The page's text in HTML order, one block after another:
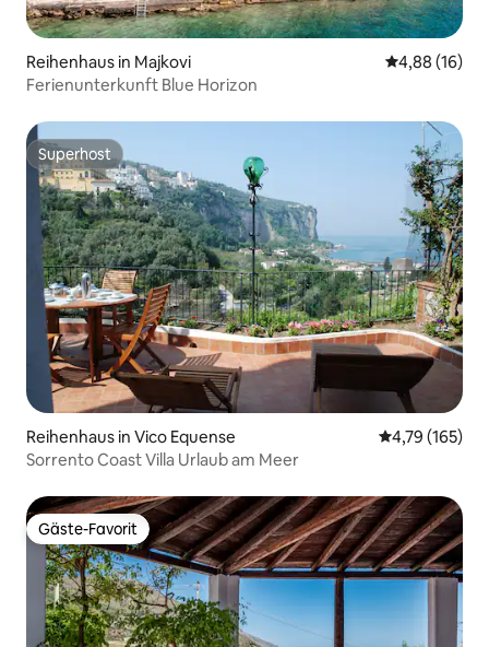
Reihenhaus in Majkovi
4,88 (16)
Ferienunterkunft Blue Horizon
Superhost
Superhost
Reihenhaus in Vico Equense
4,79 (165)
Sorrento Coast Villa Urlaub am Meer
Gäste-Favorit
Gäste-Favorit